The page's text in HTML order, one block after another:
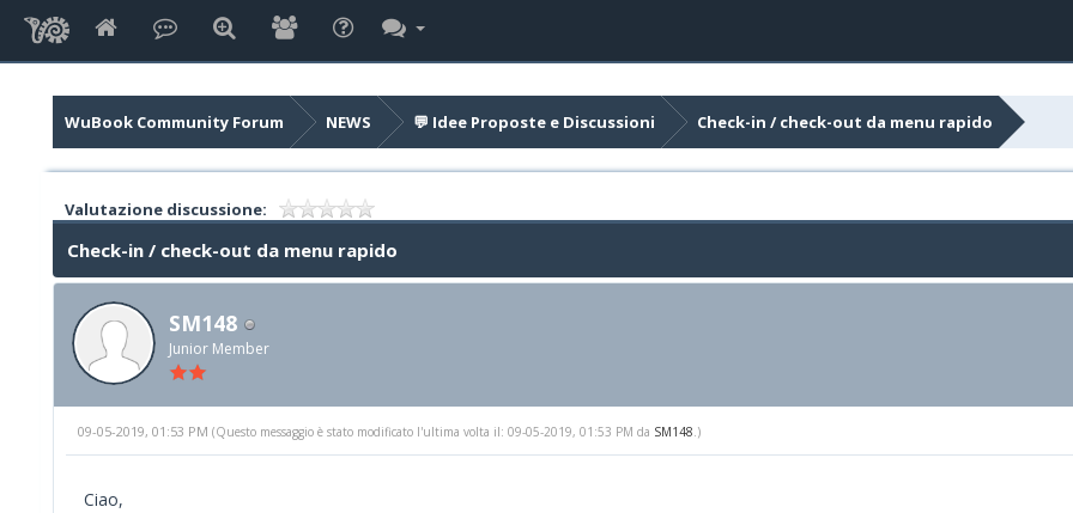
WuBook Community Forum NEWS 💬 Idee Proposte e Discussioni Check-in / check-out da menu rapido
Valutazione discussione:
Check-in / check-out da menu rapido
SM148
Junior Member
09-05-2019, 01:53 PM (Questo messaggio è stato modificato l'ultima volta il: 09-05-2019, 01:53 PM da SM148 .)
Ciao,